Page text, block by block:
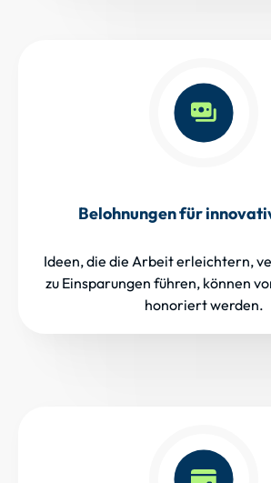
Belohnungen für
Ideen, die die Arbeit erleichtern,
zu Einsparungen führen, können
honoriert werden.